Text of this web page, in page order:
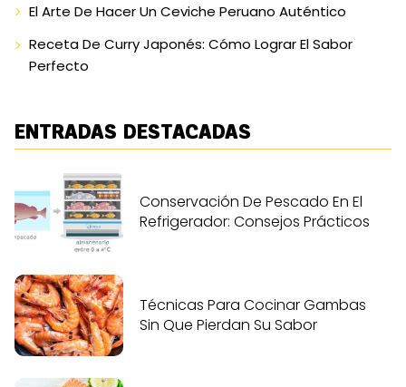
El Arte De Hacer Un Ceviche Peruano Auténtico
Receta De Curry Japonés: Cómo Lograr El Sabor
Perfecto
ENTRADAS DESTACADAS
Conservación De Pescado En El
Refrigerador: Consejos Prácticos
Técnicas Para Cocinar Gambas
Sin Que Pierdan Su Sabor